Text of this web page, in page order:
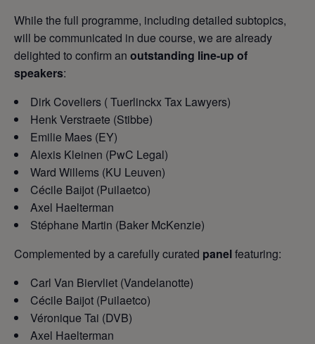
While the full programme, including detailed subtopics,
will be communicated in due course, we are already
delighted to confirm an outstanding line-up of
speakers:
Dirk Coveliers ( Tuerlinckx Tax Lawyers)
Henk Verstraete (Stibbe)
Emilie Maes (EY)
Alexis Kleinen (PwC Legal)
Ward Willems (KU Leuven)
Cécile Baijot (Puilaetco)
Axel Haelterman
Stéphane Martin (Baker McKenzie)
Complemented by a carefully curated panelfeaturing:
Carl Van Biervliet (Vandelanotte)
Cécile Baijot (Puilaetco)
Véronique Tai (DVB)
Axel Haelterman